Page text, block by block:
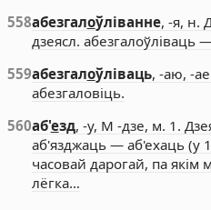
558абезгалоўліванне, -я, н.
дзеясл. абезгалоўліваць
559абезгалоўліваць, -аю, -
абезгаловіць.
560аб'езд, -у, М -дзе, м. 1.
аб'язджаць — аб'ехаць (у
часовай дарогай, па якім
лёгка…